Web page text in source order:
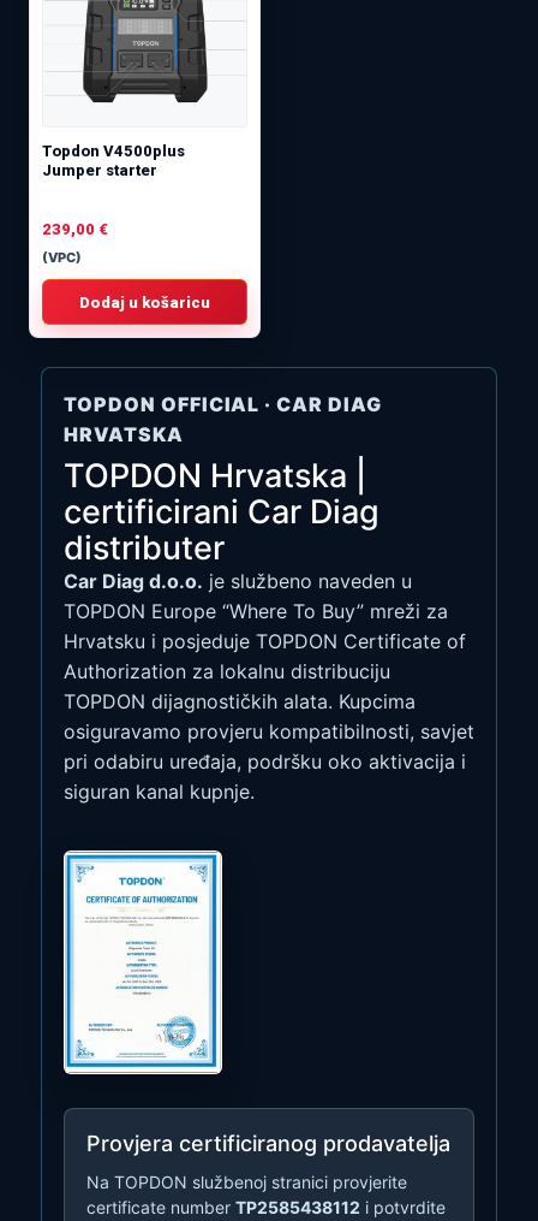
Topdon V4500plus
Jumper starter
239,00 €
(VPC)
Dodaj u košaricu
TOPDON OFFICIAL · CAR DIAG
HRVATSKA
TOPDON Hrvatska |
certificirani Car Diag
distributer
Car Diag d.o.o. je službeno naveden u
TOPDON Europe “Where To Buy” mreži za
Hrvatsku i posjeduje TOPDON Certificate of
Authorization za lokalnu distribuciju
TOPDON dijagnostičkih alata. Kupcima
osiguravamo provjeru kompatibilnosti, savjet
pri odabiru uređaja, podršku oko aktivacija i
siguran kanal kupnje.
Provjera certificiranog prodavatelja
Na TOPDON službenoj stranici provjerite
certificate number TP2585438112 i potvrdite